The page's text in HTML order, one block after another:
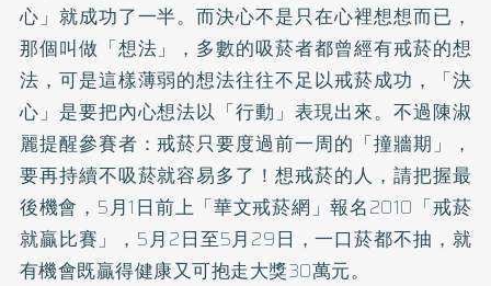
心」就成功了一半。而決心不是只在心裡想想而已，
那個叫做「想法」，多數的吸菸者都曾經有戒菸的想
法，可是這樣薄弱的想法往往不足以戒菸成功，「決
心」是要把內心想法以「行動」表現出來。不過陳淑
麗提醒參賽者：戒菸只要度過前一周的「撞牆期」，
要再持續不吸菸就容易多了！想戒菸的人，請把握最
後機會，5月1日前上「華文戒菸網」報名2010「戒菸
就贏比賽」，5月2日至5月29日，一口菸都不抽，就
有機會既贏得健康又可抱走大獎30萬元。